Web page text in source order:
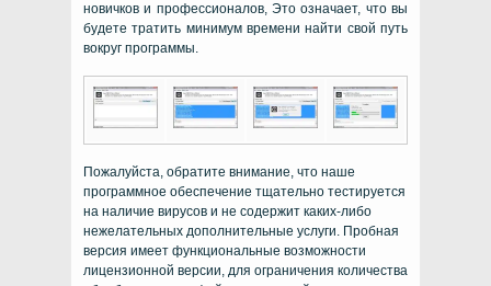
новичков и профессионалов, Это означает, что вы
будете тратить минимум времени найти свой путь
вокруг программы.
Пожалуйста, обратите внимание, что наше
программное обеспечение тщательно тестируется
на наличие вирусов и не содержит каких-либо
нежелательных дополнительные услуги. Пробная
версия имеет функциональные возможности
лицензионной версии, для ограничения количества